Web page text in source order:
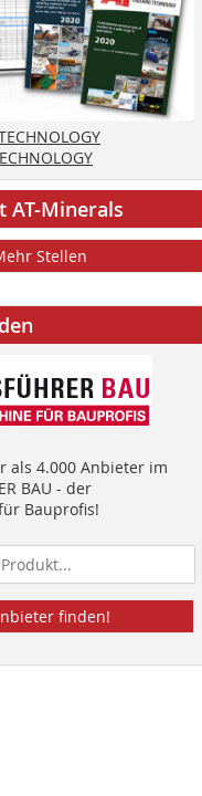
AT-Minerals
Stellen
als 4.000 Anbieter im
BAU - der
Bauprofis!
finden!